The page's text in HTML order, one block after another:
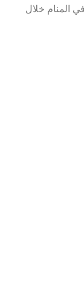
المنام خلال